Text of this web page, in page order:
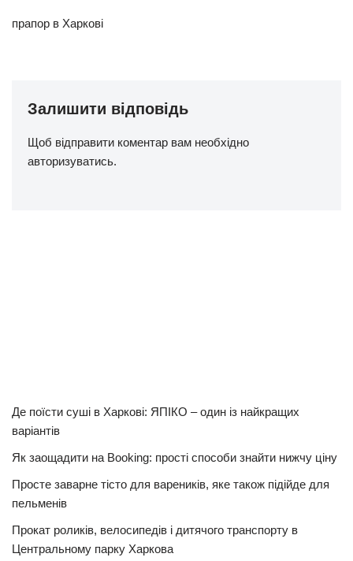
прапор в Харкові
Залишити відповідь
Щоб відправити коментар вам необхідно
авторизуватись.
Де поїсти суші в Харкові: ЯПІКО – один із найкращих
варіантів
Як заощадити на Booking: прості способи знайти нижчу ціну
Просте заварне тісто для вареників, яке також підійде для
пельменів
Прокат роликів, велосипедів і дитячого транспорту в
Центральному парку Харкова